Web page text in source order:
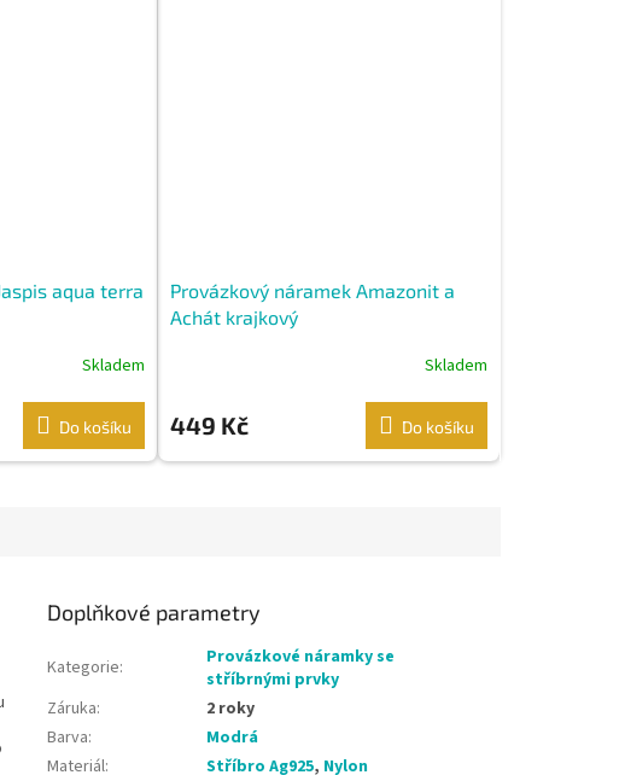
aqua terra
Skladem
Do košíku
Provázkový náramek Amazonit a
Achát krajkový
Skladem
449 Kč Do košíku
Doplňkové parametry
Kategorie:
Provázkové náramky se
stříbrnými prvky
Záruka:
2 roky
Barva:
Modrá
Materiál: Stříbro Ag925, Nylon